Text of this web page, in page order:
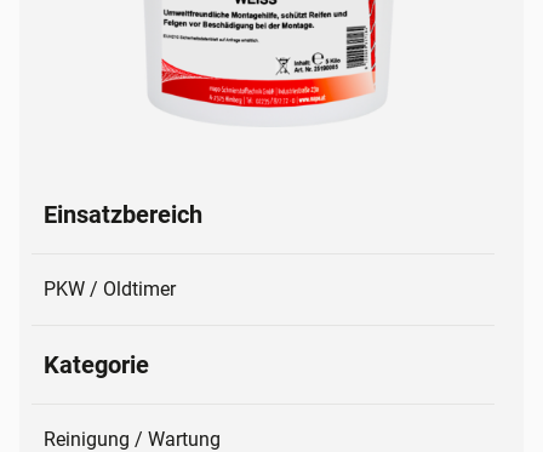
Einsatzbereich
PKW / Oldtimer
Kategorie
Reinigung / Wartung